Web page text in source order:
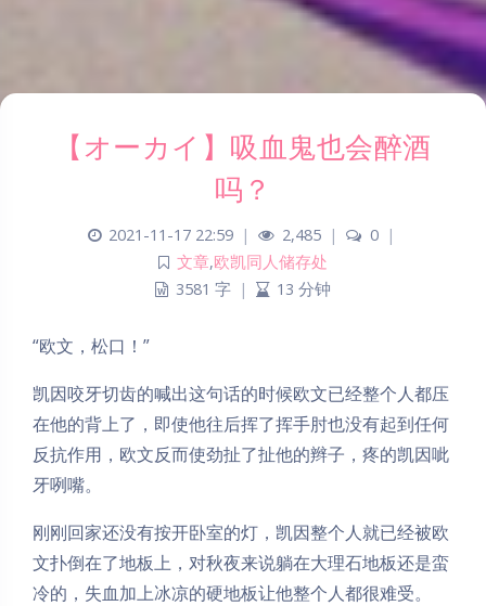
【オーカイ】吸血鬼也会醉酒
吗？
2021-11-17 22:59 | 2,485 | 0
|
文章,欧凯同人储存处
3581 字 | 13 分钟
“欧文，松口！”
凯因咬牙切齿的喊出这句话的时候欧文已经整个人都压
在他的背上了，即使他往后挥了挥手肘也没有起到任何
反抗作用，欧文反而使劲扯了扯他的辫子，疼的凯因呲
牙咧嘴。
刚刚回家还没有按开卧室的灯，凯因整个人就已经被欧
文扑倒在了地板上，对秋夜来说躺在大理石地板还是蛮
冷的，失血加上冰凉的硬地板让他整个人都很难受。